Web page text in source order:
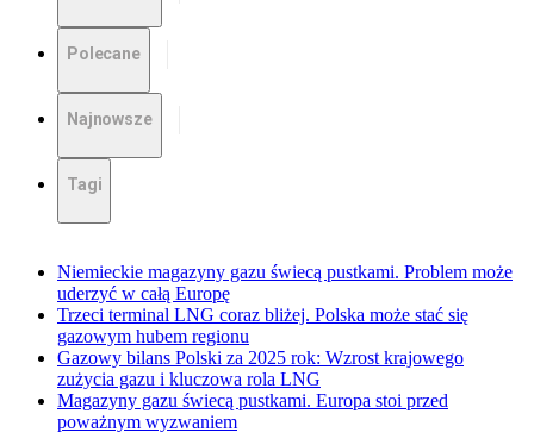
Polecane
Najnowsze
Tagi
Niemieckie magazyny gazu świecą pustkami. Problem może
uderzyć w całą Europę
Trzeci terminal LNG coraz bliżej. Polska może stać się
gazowym hubem regionu
Gazowy bilans Polski za 2025 rok: Wzrost krajowego
zużycia gazu i kluczowa rola LNG
Magazyny gazu świecą pustkami. Europa stoi przed
poważnym wyzwaniem